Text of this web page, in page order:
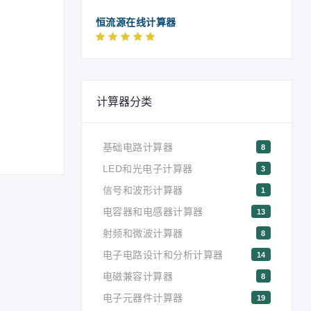
恒流源在线计算器
计算器分类
基础电路计算器 8
LED和光电子计算器 3
信号和波形计算器 1
电容器和电感器计算器 13
射频和微波计算器 8
电子电路设计和分析计算器 14
电磁兼容计算器 8
电子元器件计算器 19